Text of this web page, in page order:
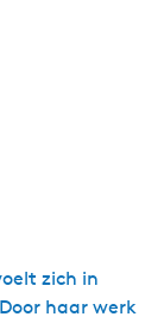
zich in
haar werk